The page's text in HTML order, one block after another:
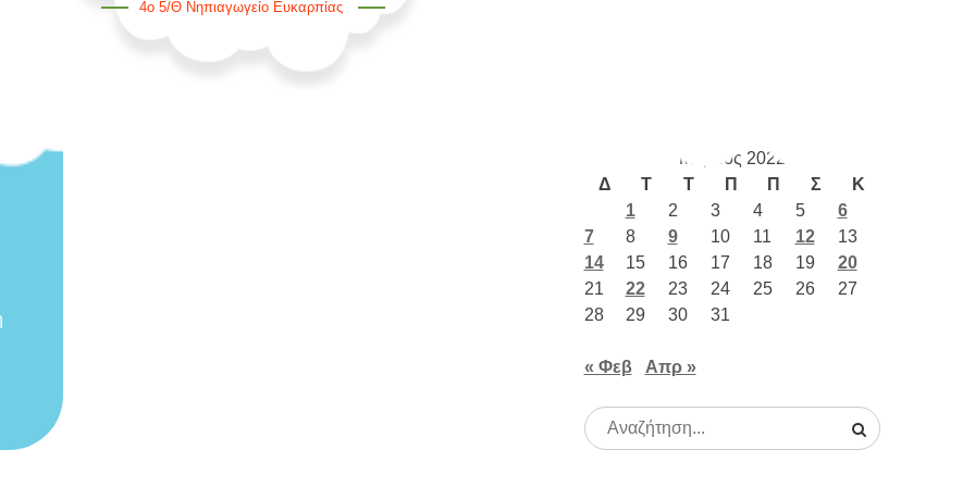
4ο 5/θ Νηπιαγωγείο Ευκαρπίας
Μάρτιος 2022
Δ
Τ Τ Π Π Σ
Κ
1
2 3 4 5
6
7
8 9 10 11 12
13
14
15 16 17 18 19
20
21
22 23 24 25 26
27
28
29 30 31
« Φεβ Απρ »